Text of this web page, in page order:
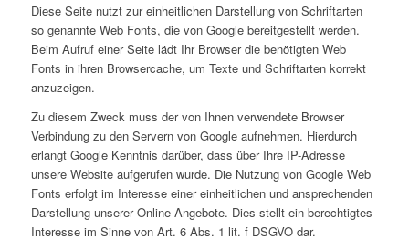
Diese Seite nutzt zur einheitlichen Darstellung von Schriftarten
so genannte Web Fonts, die von Google bereitgestellt werden.
Beim Aufruf einer Seite lädt Ihr Browser die benötigten Web
Fonts in ihren Browsercache, um Texte und Schriftarten korrekt
anzuzeigen.
Zu diesem Zweck muss der von Ihnen verwendete Browser
Verbindung zu den Servern von Google aufnehmen. Hierdurch
erlangt Google Kenntnis darüber, dass über Ihre IP-Adresse
unsere Website aufgerufen wurde. Die Nutzung von Google Web
Fonts erfolgt im Interesse einer einheitlichen und ansprechenden
Darstellung unserer Online-Angebote. Dies stellt ein berechtigtes
Interesse im Sinne von Art. 6 Abs. 1 lit. f DSGVO dar.